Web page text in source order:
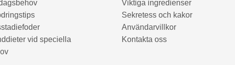
vid speciella
Viktiga ingredienser
Sekretess och kakor
Användarvillkor
Kontakta oss